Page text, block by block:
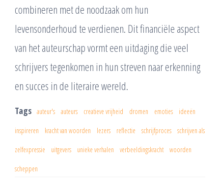
combineren met de noodzaak om hun
levensonderhoud te verdienen. Dit financiële aspect
van het auteurschap vormt een uitdaging die veel
schrijvers tegenkomen in hun streven naar erkenning
en succes in de literaire wereld.
Tags auteur's auteurs creatieve vrijheid dromen emoties ideeën
inspireren kracht van woorden lezers reflectie schrijfproces schrijven als
zelfexpressie uitgevers unieke verhalen verbeeldingskracht woorden
scheppen